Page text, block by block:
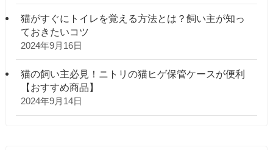
猫がすぐにトイレを覚える方法とは？飼い主が知っ
ておきたいコツ
2024年9月16日
猫の飼い主必見！ニトリの猫ヒゲ保管ケースが便利
【おすすめ商品】
2024年9月14日